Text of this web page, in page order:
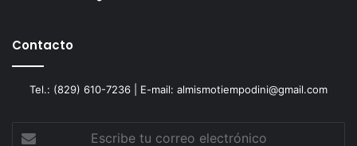
Contacto
Tel.: (829) 610-7236 | E-mail: almismotiempodini@gmail.com